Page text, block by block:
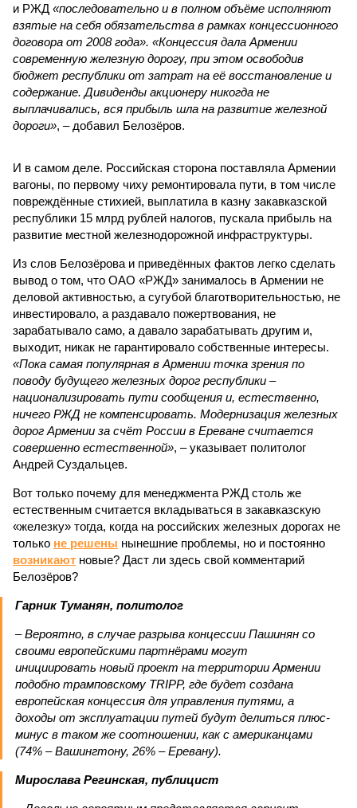
и РЖД «последовательно и в полном объёме исполняют
взятые на себя обязательства в рамках концессионного
договора от 2008 года». «Концессия дала Армении
современную железную дорогу, при этом освободив
бюджет республики от затрат на её восстановление и
содержание. Дивиденды акционеру никогда не
выплачивались, вся прибыль шла на развитие железной
дороги», – добавил Белозёров.
И в самом деле. Российская сторона поставляла Армении
вагоны, по первому чиху ремонтировала пути, в том числе
повреждённые стихией, выплатила в казну закавказской
республики 15 млрд рублей налогов, пускала прибыль на
развитие местной железнодорожной инфраструктуры.
Из слов Белозёрова и приведённых фактов легко сделать
вывод о том, что ОАО «РЖД» занималось в Армении не
деловой активностью, а сугубой благотворительностью, не
инвестировало, а раздавало пожертвования, не
зарабатывало само, а давало зарабатывать другим и,
выходит, никак не гарантировало собственные интересы.
«Пока самая популярная в Армении точка зрения по
поводу будущего железных дорог рес­публики –
национализировать пути сообщения и, естественно,
ничего РЖД не компенсировать. Модернизация железных
дорог Армении за счёт России в Ереване считается
совершенно естественной», – указывает политолог
Андрей Суздальцев.
Вот только почему для менеджмента РЖД столь же
естественным считается вкладываться в закавказскую
«железку» тогда, когда на российских железных дорогах не
только не решены нынешние проблемы, но и постоянно
возникают новые? Даст ли здесь свой комментарий
Белозёров?
Гарник Туманян, политолог
– Вероятно, в случае разрыва концессии Пашинян со
своими европейскими партнёрами могут
инициировать новый проект на территории Армении
подобно трамповскому TRIPP, где будет создана
европейская концессия для управления путями, а
доходы от эксплуатации путей будут делиться плюс-
минус в таком же соотношении, как с американцами
(74% – Вашингтону, 26% – Еревану).
Мирослава Регинская, публицист